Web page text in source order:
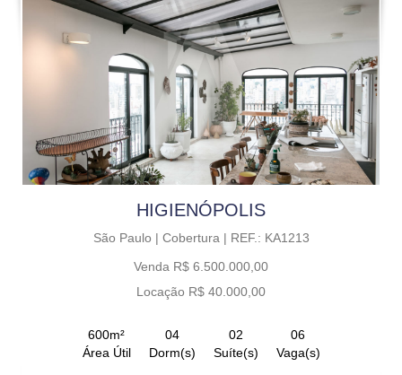
HIGIENÓPOLIS
São Paulo | Cobertura | REF.: KA1213
Venda R$ 6.500.000,00
Locação R$ 40.000,00
600m²
Área Útil
04
Dorm(s)
02
Suíte(s)
06
Vaga(s)